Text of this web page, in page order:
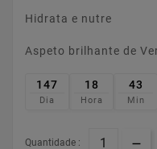
Hidrata e nutre
Aspeto brilhante de
147
Dia
18
Hora
43
Min
Quantidade :